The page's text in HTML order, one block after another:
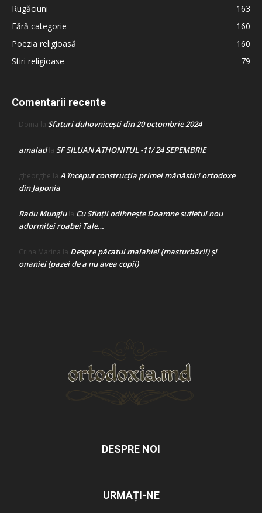
Rugăciuni
163
Fără categorie
160
Poezia religioasă
160
Stiri religioase
79
Comentarii recente
Doina la Sfaturi duhovnicești din 20 octombrie 2024
amaladla SF SILUAN ATHONITUL -11/ 24 SEPEMBRIE
gheorghe la A început construcţia primei mănăstiri ortodoxe
din Japonia
Radu Mungiula Cu Sfinții odihnește Doamne sufletul nou
adormitei roabei Tale…
Crina Marina la Despre păcatul malahiei (masturbării) şi
onaniei (pazei de a nu avea copii)
DESPRE NOI
URMAȚI-NE